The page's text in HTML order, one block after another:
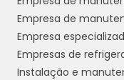
acordo com
ambiente.
eficiência
do sistema.